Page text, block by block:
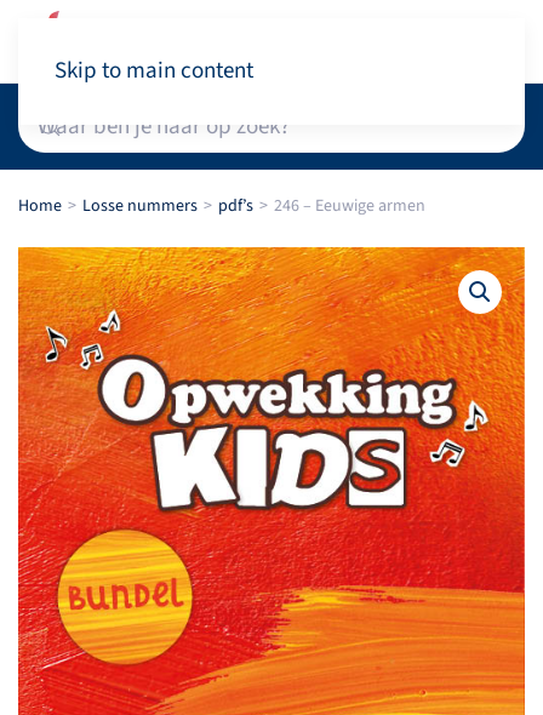
Skip to main content
Home Losse nummers pdf’s 246 – Eeuwige armen